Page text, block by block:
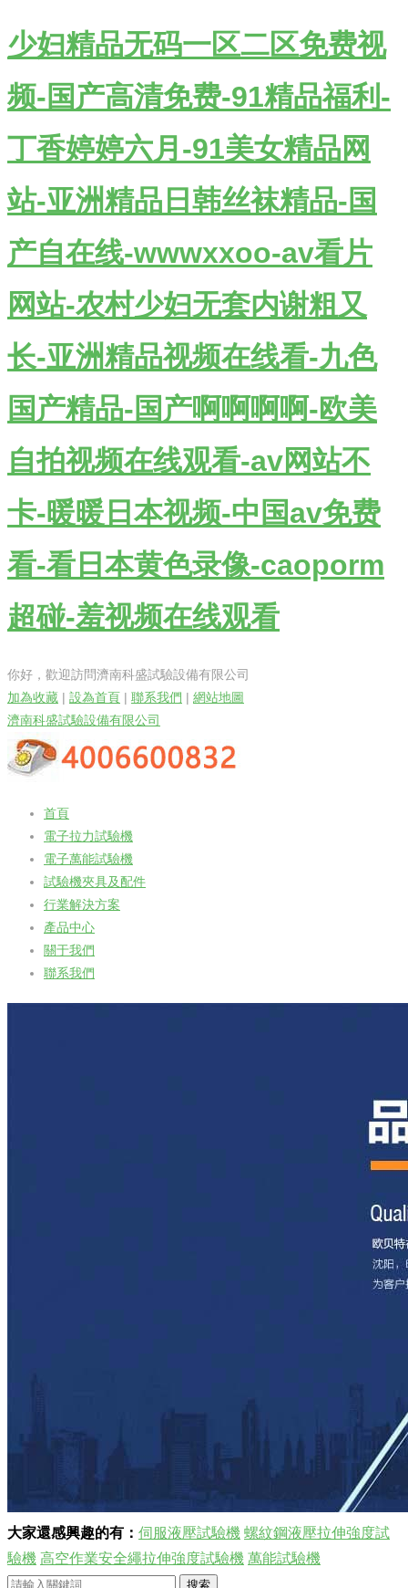
少妇精品无码一区二区免费视
频-国产高清免费-91精品福利-
丁香婷婷六月-91美女精品网
站-亚洲精品日韩丝袜精品-国
产自在线-wwwxxoo-av看片
网站-农村少妇无套内谢粗又
长-亚洲精品视频在线看-九色
国产精品-国产啊啊啊啊-欧美
自拍视频在线观看-av网站不
卡-暖暖日本视频-中国av免费
看-看日本黄色录像-caoporm
超碰-羞视频在线观看
你好，歡迎訪問濟南科盛試驗設備有限公司
加為收藏 | 設為首頁 | 聯系我們 | 網站地圖
濟南科盛試驗設備有限公司
首頁
電子拉力試驗機
電子萬能試驗機
試驗機夾具及配件
行業解決方案
產品中心
關于我們
聯系我們
大家還感興趣的有： 伺服液壓試驗機 螺紋鋼液壓拉伸強度試
驗機 高空作業安全繩拉伸強度試驗機 萬能試驗機